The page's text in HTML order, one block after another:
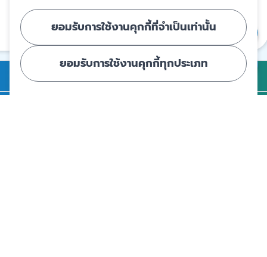
สงวนสิทธิ์โดยสถาบันคุ้มครองเงินฝาก
แชร์
การคุ้มครองเงินฝาก
ยอมรับการใช้งานคุกกี้ที่จำเป็นเท่านั้น
ยอมรับการใช้งานคุกกี้ทุกประเภท